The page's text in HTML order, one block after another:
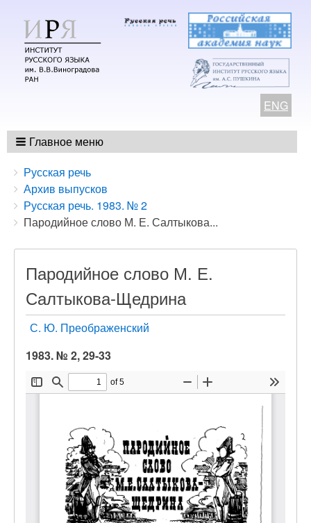
ENG
Главное меню
Breadcrumbs
You
are
here:
Русская речь
Архив выпусков
Русская речь. 1983. № 2
Пародийное слово М. Е. Салтыкова...
Пародийное слово М. Е.
Салтыкова-Щедрина
С. Ю. Преображенский
1983. № 2, 29-33